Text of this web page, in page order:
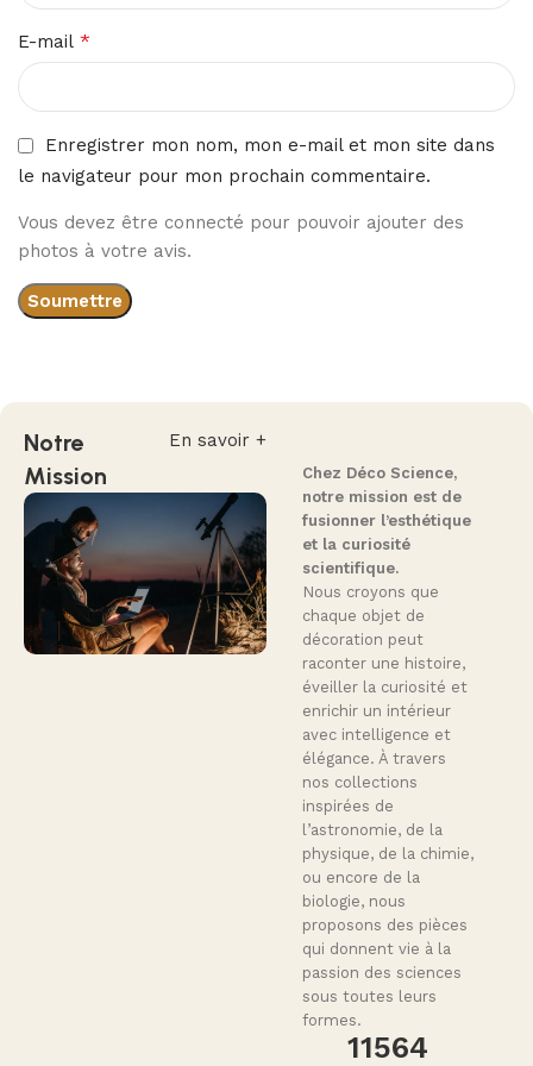
E-mail *
Enregistrer mon nom, mon e-mail et mon site dans
le navigateur pour mon prochain commentaire.
Vous devez être connecté pour pouvoir ajouter des
photos à votre avis.
En savoir +
Notre
Mission
Chez Déco Science,
notre mission est de
fusionner l’esthétique
et la curiosité
scientifique.
Nous croyons que
chaque objet de
décoration peut
raconter une histoire,
éveiller la curiosité et
enrichir un intérieur
avec intelligence et
élégance. À travers
nos collections
inspirées de
l’astronomie, de la
physique, de la chimie,
ou encore de la
biologie, nous
proposons des pièces
qui donnent vie à la
passion des sciences
sous toutes leurs
formes.
11564